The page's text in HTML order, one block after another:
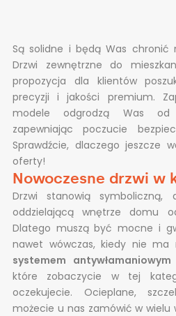
Są solidne i będą Was chronić
Drzwi zewnętrzne do
propozycja dla klientów
precyzji i jakości premium.
modele odgrodzą Was od
zapewniając poczucie
Sprawdźcie, dlaczego jeszcze
oferty!
Nowoczesne drzwi w
Drzwi stanowią symboliczną,
oddzielającą wnętrze domu
Dlatego muszą być mocne i
nawet wówczas, kiedy nie ma
systemem antywłamaniowym
które zobaczycie w tej
oczekujecie. Ocieplane,
możecie u nas zamówić w wielu